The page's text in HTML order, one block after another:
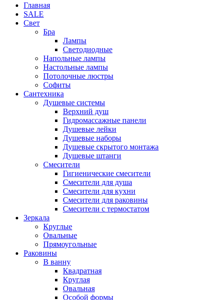
Главная
SALE
Свет
Бра
Лампы
Светодиодные
Напольные лампы
Настольные лампы
Потолочные люстры
Софиты
Сантехника
Душевые системы
Верхний душ
Гидромассажные панели
Душевые лейки
Душевые наборы
Душевые скрытого монтажа
Душевые штанги
Смесители
Гигиенические смесители
Смесители для душа
Смесители для кухни
Смесители для раковины
Смесители с термостатом
Зеркала
Круглые
Овальные
Прямоугольные
Раковины
В ванну
Квадратная
Круглая
Овальная
Особой формы